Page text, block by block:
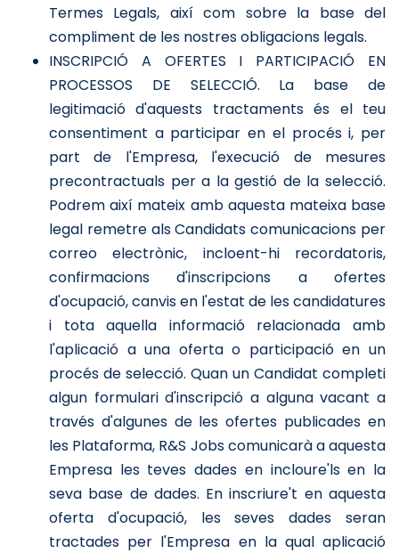
Termes Legals, així com sobre la base del
compliment de les nostres obligacions legals.
INSCRIPCIÓ A OFERTES I PARTICIPACIÓ EN
PROCESSOS DE SELECCIÓ. La base de
legitimació d'aquests tractaments és el teu
consentiment a participar en el procés i, per
part de l'Empresa, l'execució de mesures
precontractuals per a la gestió de la selecció.
Podrem així mateix amb aquesta mateixa base
legal remetre als Candidats comunicacions per
correo electrònic, incloent-hi recordatoris,
confirmacions d'inscripcions a ofertes
d'ocupació, canvis en l'estat de les candidatures
i tota aquella informació relacionada amb
l'aplicació a una oferta o participació en un
procés de selecció. Quan un Candidat completi
algun formulari d'inscripció a alguna vacant a
través d'algunes de les ofertes publicades en
les Plataforma, R&S Jobs comunicarà a aquesta
Empresa les teves dades en incloure'ls en la
seva base de dades. En inscriure't en aquesta
oferta d'ocupació, les seves dades seran
tractades per l'Empresa en la qual aplicació